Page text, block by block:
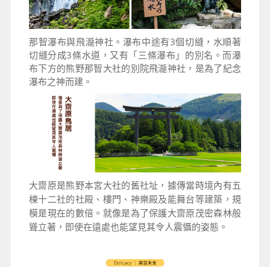
那智瀑布與飛瀧神社。瀑布中途有3個切縫，水順著
切縫分成3條水道，又有「三條瀑布」的別名。而瀑
布下方的熊野那智大社的別院飛瀧神社，是為了紀念
瀑布之神而建。
大齋原是熊野本宮大社的舊社址，據傳當時境內有五
棟十二社的社殿、樓門、神樂殿及能舞台等建築，規
模是現在的數倍。就像是為了保護大齋原茂密森林般
聳立著，即使在遠處也能望見其令人震懾的姿態。